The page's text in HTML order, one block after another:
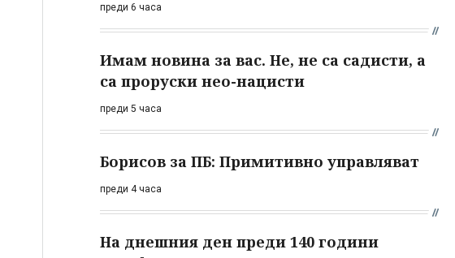
преди 6 часа
Имам новина за вас. Не, не са садисти, а
са проруски нео-нацисти
преди 5 часа
Борисов за ПБ: Примитивно управляват
преди 4 часа
На днешния ден преди 140 години